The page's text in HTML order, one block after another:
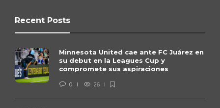
Recent Posts
Minnesota United cae ante FC Juárez en
su debut en la Leagues Cup y
compromete sus aspiraciones
0 26